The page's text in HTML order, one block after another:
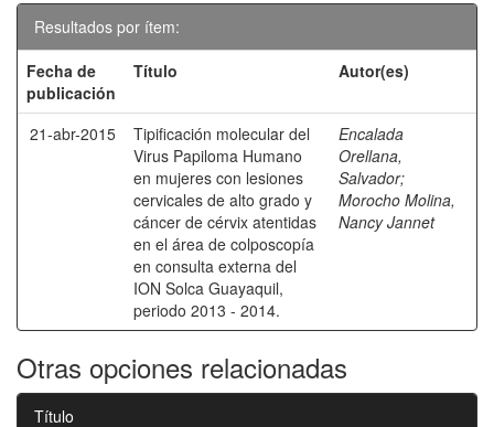
Resultados por ítem:
Fecha de
publicación
Título Autor(es)
21-abr-2015
Tipificación molecular del
Virus Papiloma Humano
en mujeres con lesiones
cervicales de alto grado y
cáncer de cérvix atentidas
en el área de colposcopía
en consulta externa del
ION Solca Guayaquil,
periodo 2013 - 2014.
Encalada
Orellana,
Salvador;
Morocho Molina,
Nancy Jannet
Otras opciones relacionadas
Título